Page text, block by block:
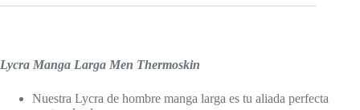
Lycra Manga Larga Men Thermoskin
Nuestra Lycra de hombre manga larga es tu aliada perfecta